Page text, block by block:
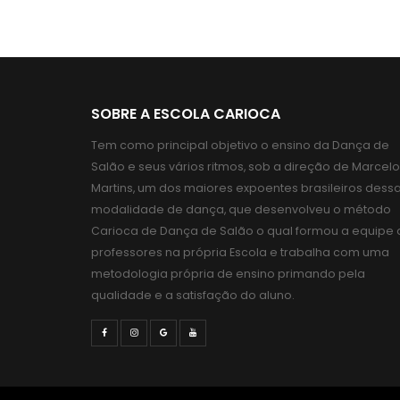
SOBRE A ESCOLA CARIOCA
Tem como principal objetivo o ensino da Dança de
Salão e seus vários ritmos, sob a direção de Marcelo
Martins, um dos maiores expoentes brasileiros
modalidade de dança, que desenvolveu o método
Carioca de Dança de Salão o qual formou a equipe
professores na própria Escola e trabalha com uma
metodologia própria de ensino primando pela
qualidade e a satisfação do aluno.